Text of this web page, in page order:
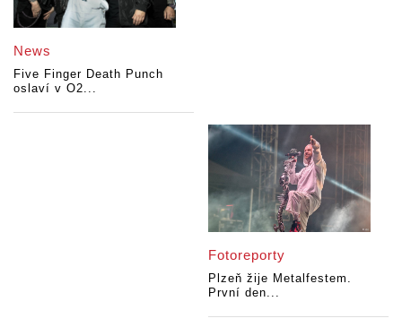
News
Five Finger Death Punch
oslaví v O2...
Fotoreporty
Plzeň žije Metalfestem.
První den...